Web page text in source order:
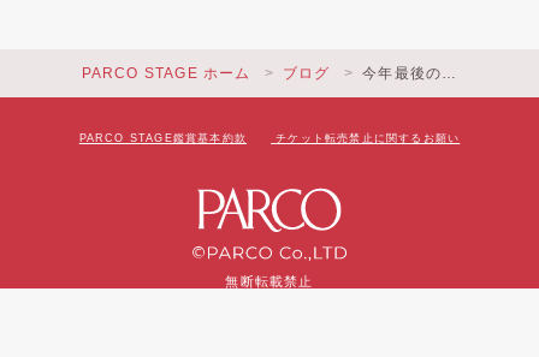
PARCO STAGE ホーム ブログ 今年最後の…
PARCO STAGE鑑賞基本約款 チケット転売禁止に関するお願い
無断転載禁止